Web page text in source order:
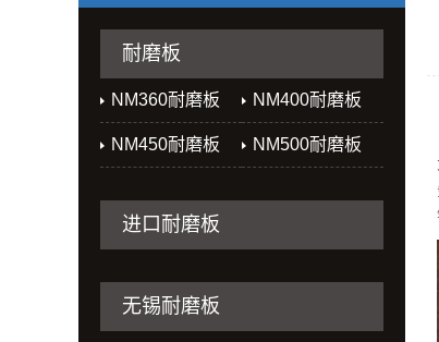
耐磨板
NM360耐磨板 NM400耐磨板
NM450耐磨板 NM500耐磨板
进口耐磨板
无锡耐磨板